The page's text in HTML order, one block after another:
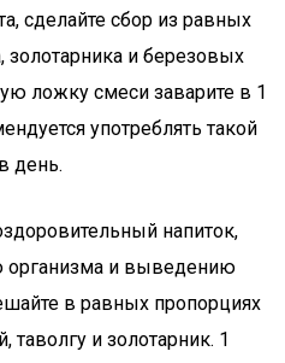
сделайте сбор из равных
золотарника и березовых
ложку смеси заварите в 1
употреблять такой
день.
напиток,
и выведению
в равных пропорциях
таволгу и золотарник. 1